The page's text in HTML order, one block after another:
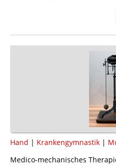
Hand | Krankengymnastik |
Medico-mechanisches